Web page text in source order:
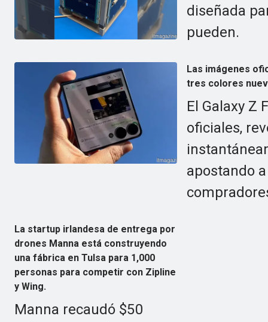
diseñada
pueden.
Las imágenes
tres colores
El Galaxy Z
oficiales,
apostando
La startup irlandesa de entrega por
drones Manna está construyendo
una fábrica en Tulsa para 1,000
personas para competir con Zipline
y Wing.
Manna recaudó $50